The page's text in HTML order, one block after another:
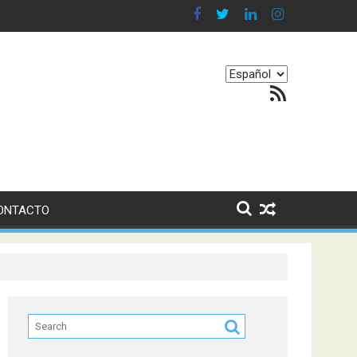
nuestro equilibrio emocional
Elegir
Feed RSS